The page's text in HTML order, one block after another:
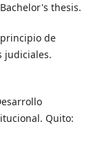
thesis.
principio de
judiciales.
Quito: